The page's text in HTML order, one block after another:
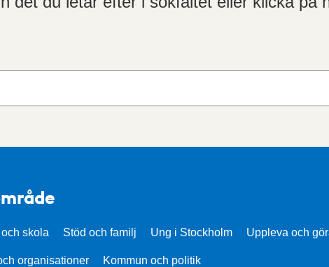
skola Stöd och familj Ung i Stockholm Uppleva och
organisationer Kommun och politik